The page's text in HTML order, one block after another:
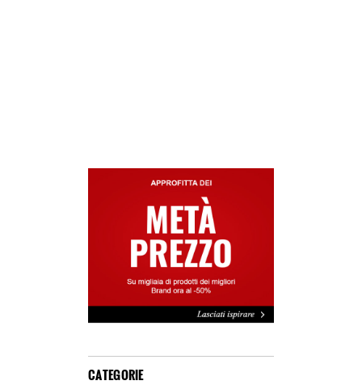
CATEGORIE